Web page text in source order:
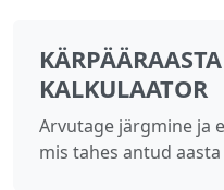
KÄRPÄÄRAASTA
KALKULAATOR
Arvutage järgmine ja
mis tahes antud